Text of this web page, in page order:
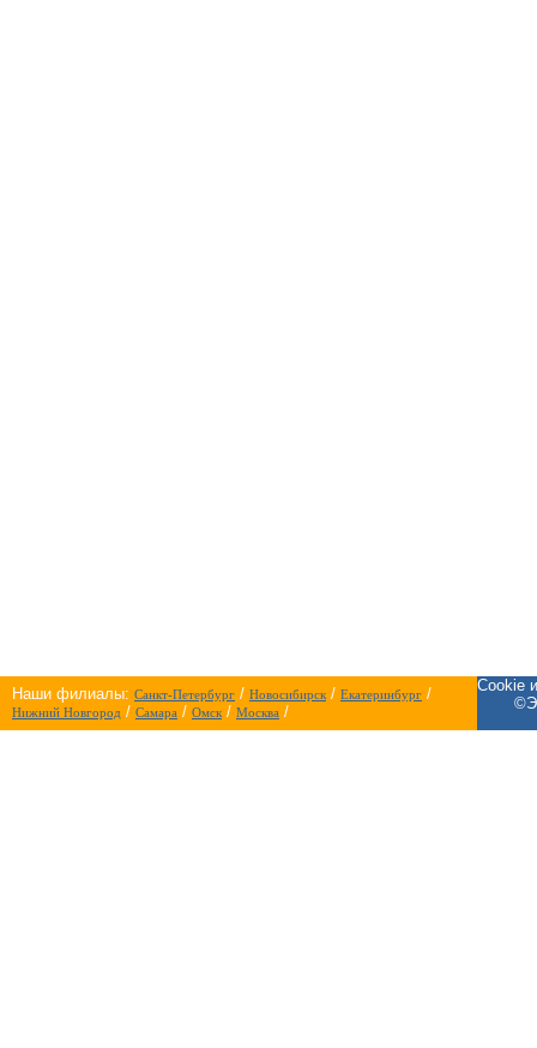
Наши филиалы: Санкт-Петербург / Новосибирск/ Екатеринбург /
Нижний Новгород / Самара / Омск/ Москва /
Cookie